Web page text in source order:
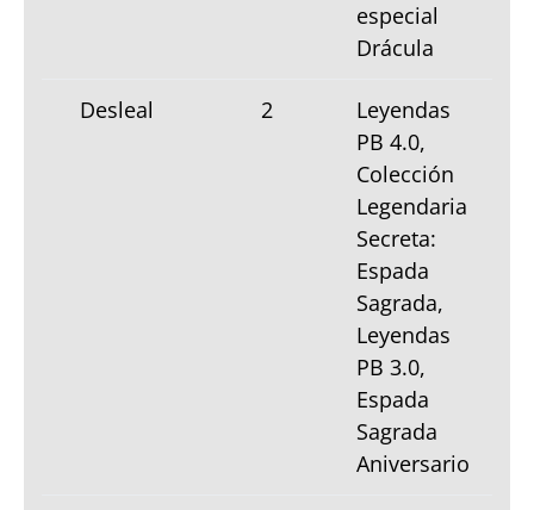
especial
Drácula
Desleal 2
Leyendas
PB 4.0,
Colección
Legendaria
Secreta:
Espada
Sagrada,
Leyendas
PB 3.0,
Espada
Sagrada
Aniversario